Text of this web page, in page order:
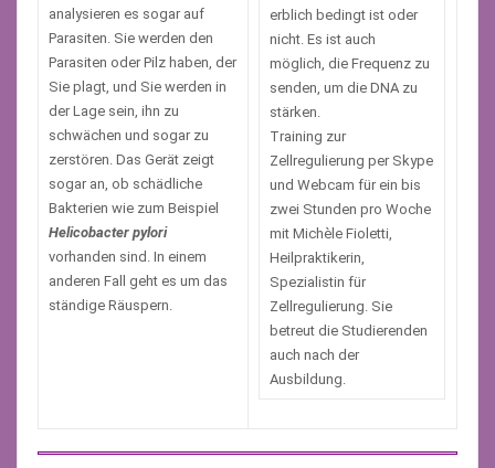
analysieren es sogar auf
Parasiten. Sie werden den
Parasiten oder Pilz haben, der
Sie plagt, und Sie werden in
der Lage sein, ihn zu
schwächen und sogar zu
zerstören. Das Gerät zeigt
sogar an, ob schädliche
Bakterien wie zum Beispiel
Helicobacter pylori
vorhanden sind. In einem
anderen Fall geht es um das
ständige Räuspern.
erblich bedingt ist oder
nicht. Es ist auch
möglich, die Frequenz zu
senden, um die DNA zu
stärken.
Training zur
Zellregulierung per Skype
und Webcam für ein bis
zwei Stunden pro Woche
mit Michèle Fioletti,
Heilpraktikerin,
Spezialistin für
Zellregulierung. Sie
betreut die Studierenden
auch nach der
Ausbildung.